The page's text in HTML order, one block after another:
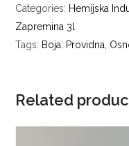
Categories: Hemijska
Zapremina 3l
Tags: Boja: Providna
Related